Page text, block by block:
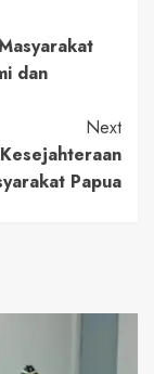
dan
Next
Papua